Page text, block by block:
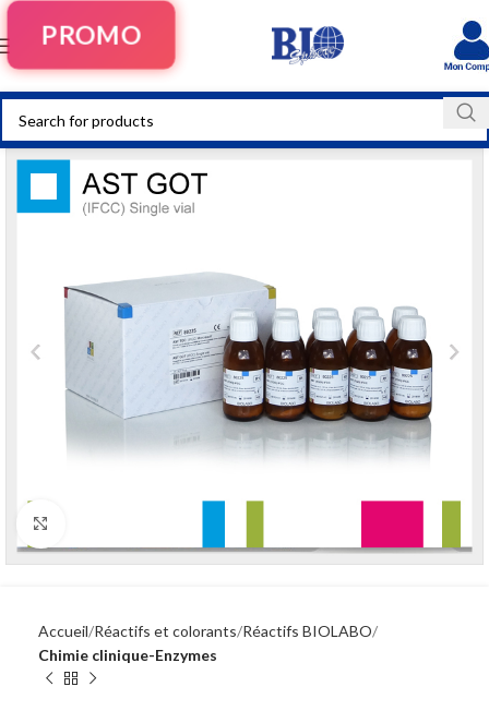
PROMO
Accueil Réactifs et colorants Réactifs BIOLABO
Chimie clinique-Enzymes